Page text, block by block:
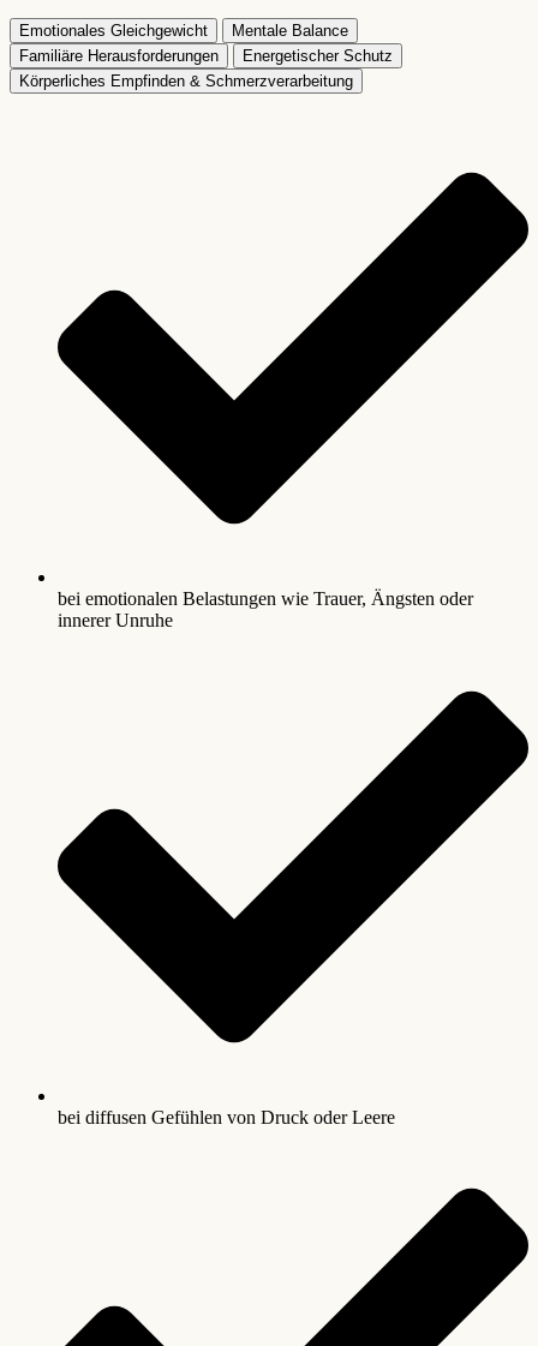
Emotionales Gleichgewicht
Mentale Balance
Familiäre Herausforderungen
Energetischer Schutz
Körperliches Empfinden & Schmerzverarbeitung
bei emotionalen Belastungen wie Trauer, Ängsten oder
innerer Unruhe
bei diffusen Gefühlen von Druck oder Leere